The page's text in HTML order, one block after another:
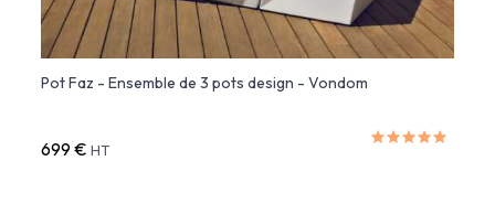
Pot Faz - Ensemble de 3 pots design - Vondom
699 € HT